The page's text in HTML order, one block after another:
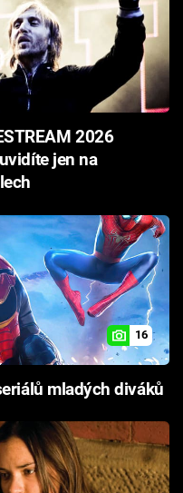
2026
jen na
16
mladých diváků